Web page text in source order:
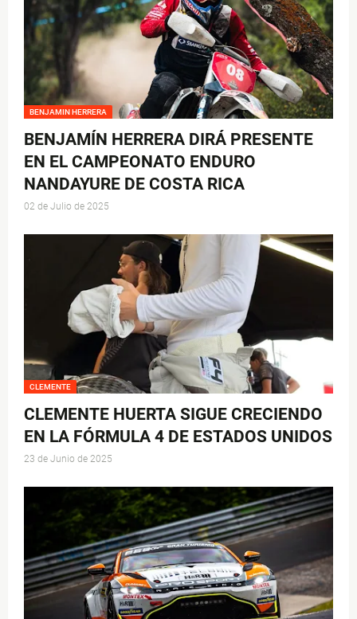
BENJAMIN HERRERA
BENJAMÍN HERRERA DIRÁ PRESENTE
EN EL CAMPEONATO ENDURO
NANDAYURE DE COSTA RICA
02 de Julio de 2025
CLEMENTE
CLEMENTE HUERTA SIGUE CRECIENDO
EN LA FÓRMULA 4 DE ESTADOS UNIDOS
23 de Junio de 2025